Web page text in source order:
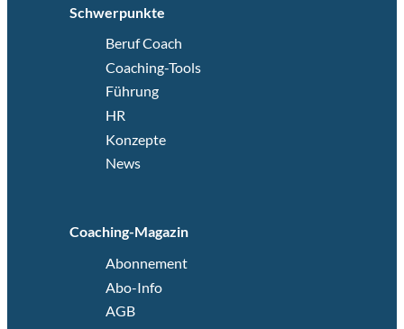
Schwerpunkte
Beruf Coach
Coaching-Tools
Führung
HR
Konzepte
News
Coaching-Magazin
Abonnement
Abo-Info
AGB